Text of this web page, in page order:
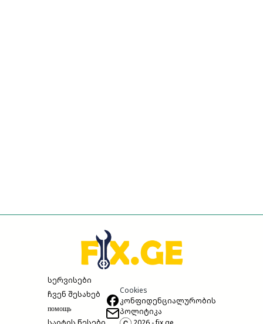
სერვისები
ჩვენ შესახებ
помощь
Cookies
კონფიდენციალურობის
პოლიტიკა